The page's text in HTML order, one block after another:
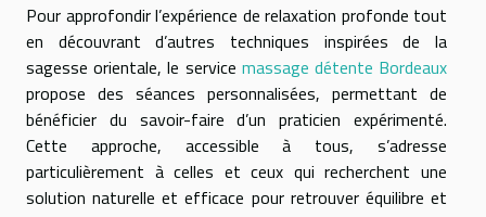
Pour approfondir l’expérience de relaxation profonde tout
en découvrant d’autres techniques inspirées de la
sagesse orientale, le service massage détente Bordeaux
propose des séances personnalisées, permettant de
bénéficier du savoir-faire d’un praticien expérimenté.
Cette approche, accessible à tous, s’adresse
particulièrement à celles et ceux qui recherchent une
solution naturelle et efficace pour retrouver équilibre et